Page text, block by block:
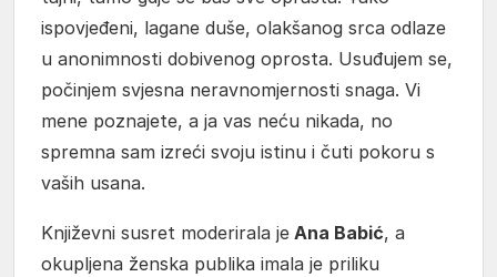
ispovjeđeni, lagane duše, olakšanog srca odlaze
u anonimnosti dobivenog oprosta. Usuđujem se,
počinjem svjesna neravnomjernosti snaga. Vi
mene poznajete, a ja vas neću nikada, no
spremna sam izreći svoju istinu i čuti pokoru s
vaših usana.
Književni susret moderirala je Ana Babić, a
okupljena ženska publika imala je priliku